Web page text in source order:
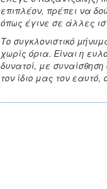
επιπλέον, πρέπει να
όπως έγινε σε άλλες
Το συγκλονιστικό
χωρίς όρια. Είναι η
δυνατοί, με
τον ίδιο μας τον εαυτό,